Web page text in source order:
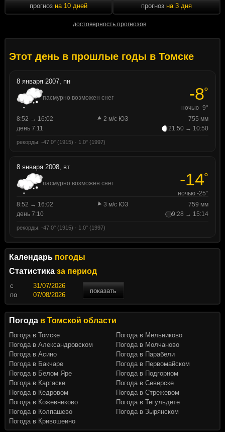
прогноз на 10 дней
достоверность прогнозов
прогноз на 3 дня
Этот день в прошлые годы в Томске
8 января 2007, пн
пасмурно возможен снег -8°
ночью -9°
8:52 → 16:02
2 м/с ЮЗ
755 мм
день 7:11
21:50 → 10:50
рекорды: -47.0° (1915) · 1.0° (1997)
8 января 2008, вт
пасмурно возможен снег -14°
ночью -25°
8:52 → 16:02
3 м/с ЮЗ
759 мм
день 7:10
9:28 → 15:14
рекорды: -47.0° (1915) · 1.0° (1997)
Календарь погоды
Статистика за период
c
показать
по
Погода в Томской области
Погода в Томске
Погода в Александровском
Погода в Асино
Погода в Бакчаре
Погода в Белом Яре
Погода в Каргаске
Погода в Кедровом
Погода в Кожевниково
Погода в Колпашево
Погода в Кривошеино
Погода в Мельниково
Погода в Молчаново
Погода в Парабели
Погода в Первомайском
Погода в Подгорном
Погода в Северске
Погода в Стрежевом
Погода в Тегульдете
Погода в Зырянском